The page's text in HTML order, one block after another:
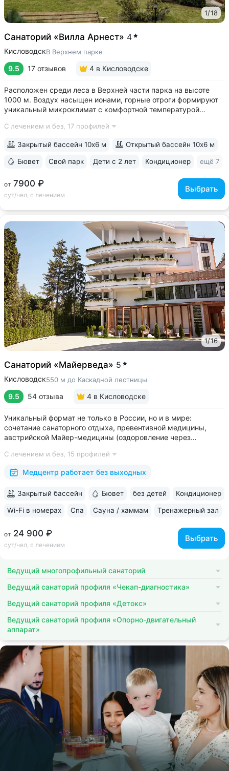
1/18
Санаторий «Вилла Арнест» 4
КисловодскВ Верхнем парке
9.5 17 отзывов 4 в Кисловодске
Расположен среди леса в Верхней части парка на высоте
1000 м. Воздух насыщен ионами, горные отроги формируют
уникальный микроклимат с комфортной температурой
№ 2Б Кисловодского парка • Один из лучших вариантов для
С лечением и без, 17 профилей
от 7900 ₽
сут/чел, с лечением
Выбрать
Закрытый бассейн 10х6 м Открытый бассейн 10х6 м
Бювет Свой парк Дети с 2 лет Кондиционер ещё 7
1/16
Санаторий «Майерведа» 5
Кисловодск550 м до Каскадной лестницы
9.5 54 отзыва 4 в Кисловодске
Уникальный формат не только в России, но и в мире:
сочетание санаторного отдыха, превентивной медицины,
австрийской Майер-медицины (оздоровление через
Победитель международной премии The World Luxury Awards.
Премия «Вояж» за лучший велнес-проект...
С лечением и без, 15 профилей
Медцентр работает без выходных
от 24 900 ₽
сут/чел, с лечением
Выбрать
Закрытый бассейн Бювет без детей Кондиционер
Wi-Fi в номерах Спа Сауна / хаммам Тренажерный зал
Ведущий многопрофильный санаторий
Ведущий санаторий профиля «Чекап-диагностика»
Ведущий санаторий профиля «Детокс»
Ведущий санаторий профиля «Опорно-двигательный
аппарат»